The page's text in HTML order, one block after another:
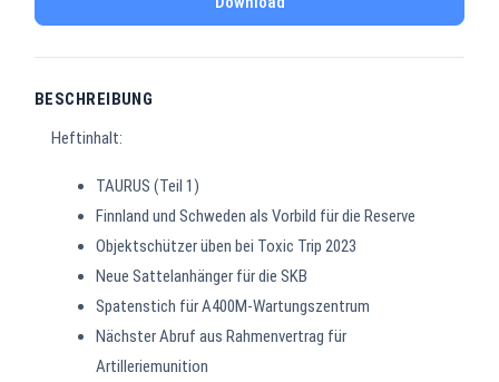
BESCHREIBUNG
Heftinhalt:
TAURUS (Teil 1)
Finnland und Schweden als Vorbild für die Reserve
Objektschützer üben bei Toxic Trip 2023
Neue Sattelanhänger für die SKB
Spatenstich für A400M-Wartungszentrum
Nächster Abruf aus Rahmenvertrag für
Artilleriemunition